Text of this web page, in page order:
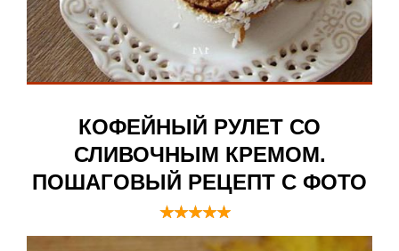
КОФЕЙНЫЙ РУЛЕТ СО
СЛИВОЧНЫМ КРЕМОМ.
ПОШАГОВЫЙ РЕЦЕПТ С ФОТО